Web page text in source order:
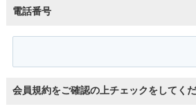
電話番号
会員規約をご確認の上チェックをしてく